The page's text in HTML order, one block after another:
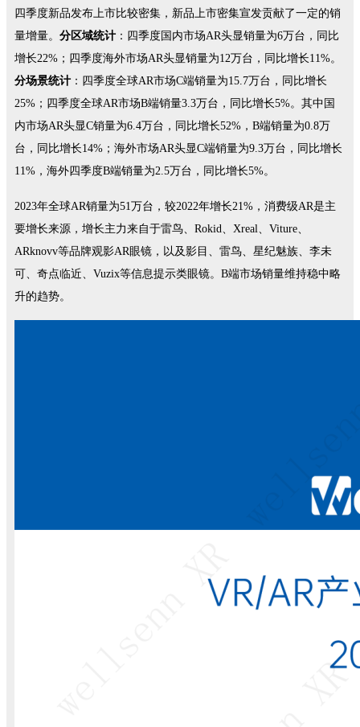
四季度新品发布上市比较密集，新品上市密集宣发贡献了一定的销
量增量。 分区域统计 ：四季度国内市场AR头显销量为6万台，同比
增长22%；四季度海外市场AR头显销量为12万台，同比增长11%。
分场景统计 ：四季度全球AR市场C端销量为15.7万台，同比增长
25%；四季度全球AR市场B端销量3.3万台，同比增长5%。其中国
内市场AR头显C销量为6.4万台，同比增长52%，B端销量为0.8万
台，同比增长14%；海外市场AR头显C端销量为9.3万台，同比增长
11%，海外四季度B端销量为2.5万台，同比增长5%。
2023年全球AR销量为51万台，较2022年增长21%，消费级AR是主
要增长来源，增长主力来自于雷鸟、Rokid、Xreal、Viture、
ARknovv等品牌观影AR眼镜，以及影目、雷鸟、星纪魅族、李未
可、奇点临近、Vuzix等信息提示类眼镜。B端市场销量维持稳中略
升的趋势。